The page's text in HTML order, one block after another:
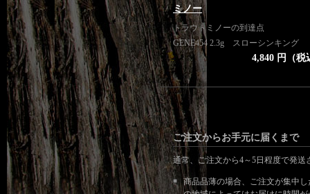
ミノー
トラウトミノーの到達点
GENE454 2.3g スローシンキング
4,840 円（税
ご注文からお手元に届くまで
通常、ご注文から4～5日程度で発送
商品品薄の場合、ご注文が集中